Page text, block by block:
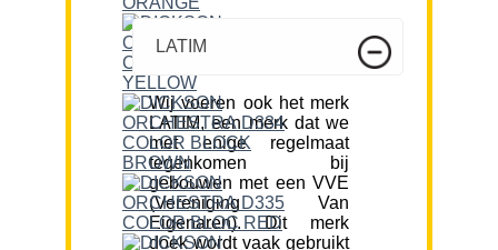
LATIM
Wij voeren ook het merk
LATIM, een merk dat we
met enige regelmaat
tegenkomen bij
gebouwen met een VVE
(Vereniging Van
Eigenaren). Dit merk
doek wordt vaak gebruikt